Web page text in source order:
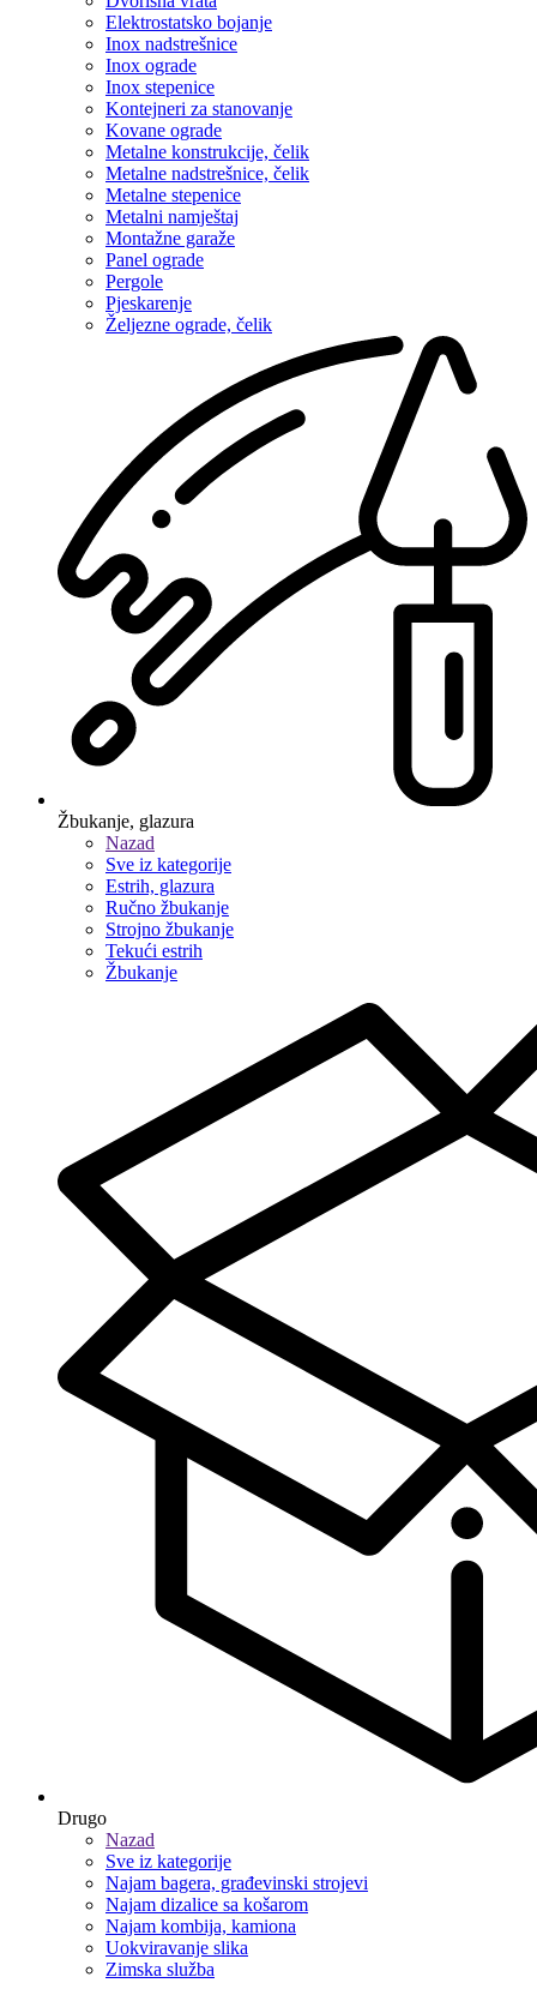
Elektrostatsko bojanje
Inox nadstrešnice
Inox ograde
Inox stepenice
Kontejneri za stanovanje
Kovane ograde
Metalne konstrukcije, čelik
Metalne nadstrešnice, čelik
Metalne stepenice
Metalni namještaj
Montažne garaže
Panel ograde
Pergole
Pjeskarenje
Željezne ograde, čelik
Žbukanje, glazura
Nazad
Sve iz kategorije
Estrih, glazura
Ručno žbukanje
Strojno žbukanje
Tekući estrih
Žbukanje
Drugo
Nazad
Sve iz kategorije
Najam bagera, građevinski strojevi
Najam dizalice sa košarom
Najam kombija, kamiona
Uokviravanje slika
Zimska služba